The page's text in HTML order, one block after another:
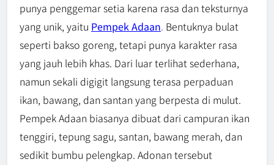
punya penggemar setia karena rasa dan teksturnya
yang unik, yaitu Pempek Adaan. Bentuknya bulat
seperti bakso goreng, tetapi punya karakter rasa
yang jauh lebih khas. Dari luar terlihat sederhana,
namun sekali digigit langsung terasa perpaduan
ikan, bawang, dan santan yang berpesta di mulut.
Pempek Adaan biasanya dibuat dari campuran ikan
tenggiri, tepung sagu, santan, bawang merah, dan
sedikit bumbu pelengkap. Adonan tersebut